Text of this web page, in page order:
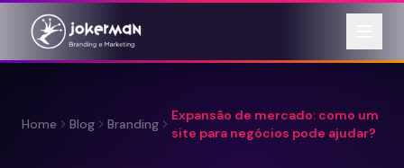
Home Blog Branding
Expansão de mercado: como um
site para negócios pode ajudar?